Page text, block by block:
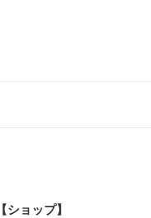
【ショップ】